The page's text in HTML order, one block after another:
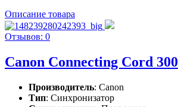
Описание товара
Отзывов: 0
Canon Connecting Cord 300
Производитель: Canon
Тип: Синхронизатор